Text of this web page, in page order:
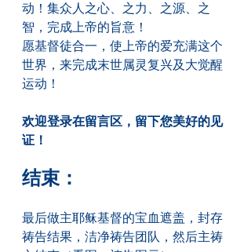
动！集众人之心、之力、之源、之
智，完成上帝的旨意！
愿基督徒合一，使上帝的爱充满这个
世界，来完成末世属灵复兴及大觉醒
运动！
欢迎登录在留言区，留下您美好的见
证！
结束：
最后做主耶稣基督的宝血遮盖，封存
祷告结果，洁净祷告团队，然后主祷